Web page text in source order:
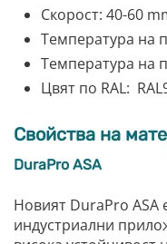
Скорост: 40-60
Температура на
Температура на
Цвят по RAL:
Свойства на
DuraPro ASA
Новият DuraPro ASA
индустриални